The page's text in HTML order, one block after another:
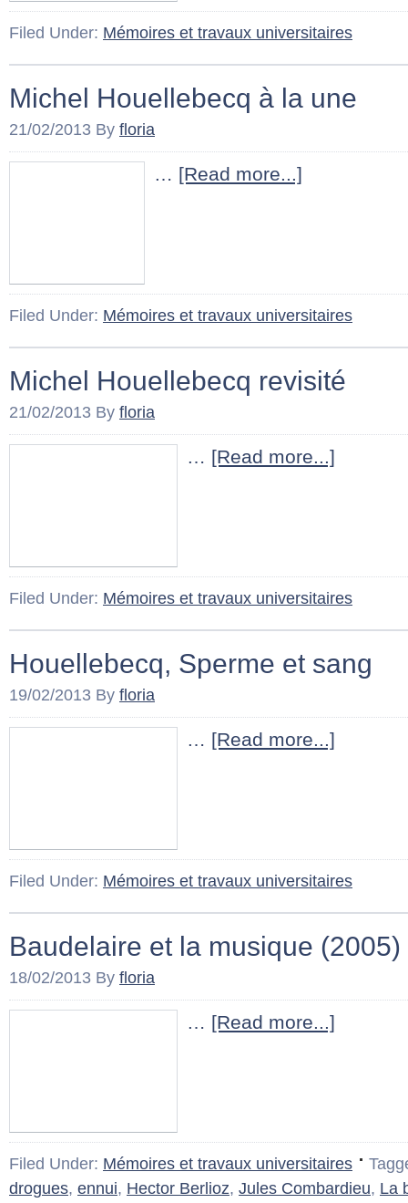
Filed Under: Mémoires et travaux universitaires
Michel Houellebecq à la une
21/02/2013 By floria
… [Read more...]
Filed Under: Mémoires et travaux universitaires
Michel Houellebecq revisité
21/02/2013 By floria
… [Read more...]
Filed Under: Mémoires et travaux universitaires
Houellebecq, Sperme et sang
19/02/2013 By floria
… [Read more...]
Filed Under: Mémoires et travaux universitaires
Baudelaire et la musique (2005)
18/02/2013 By floria
… [Read more...]
Filed Under: Mémoires et travaux universitaires
drogues, ennui, Hector Berlioz, Jules Combardieu, La